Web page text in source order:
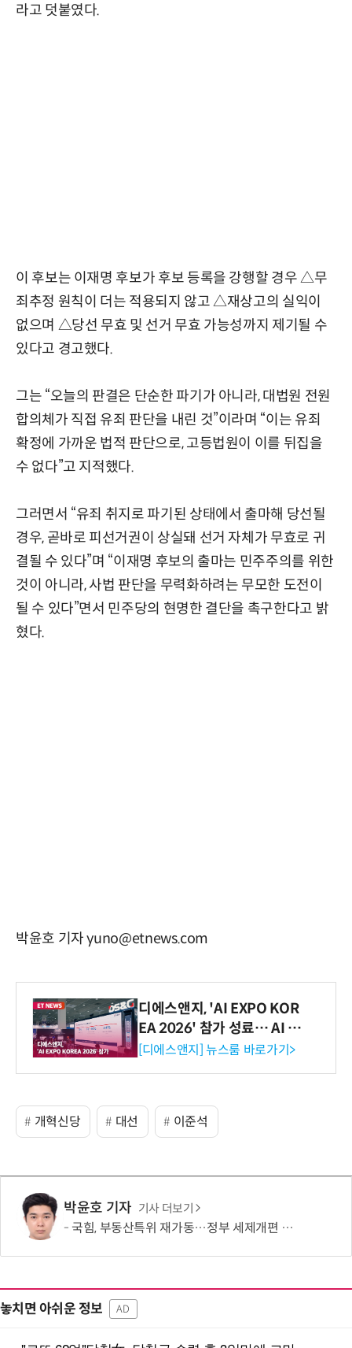
라고 덧붙였다.
이 후보는 이재명 후보가 후보 등록을 강행할 경우 △무
죄추정 원칙이 더는 적용되지 않고 △재상고의 실익이
없으며 △당선 무효 및 선거 무효 가능성까지 제기될 수
있다고 경고했다.
그는 “오늘의 판결은 단순한 파기가 아니라, 대법원 전원
합의체가 직접 유죄 판단을 내린 것”이라며 “이는 유죄
확정에 가까운 법적 판단으로, 고등법원이 이를 뒤집을
수 없다”고 지적했다.
그러면서 “유죄 취지로 파기된 상태에서 출마해 당선될
경우, 곧바로 피선거권이 상실돼 선거 자체가 무효로 귀
결될 수 있다”며 “이재명 후보의 출마는 민주주의를 위한
것이 아니라, 사법 판단을 무력화하려는 무모한 도전이
될 수 있다”면서 민주당의 현명한 결단을 촉구한다고 밝
혔다.
박윤호 기자 yuno@etnews.com
디에스앤지, 'AI EXPO KOR
EA 2026' 참가 성료… AI 전
생애주기 아우르는 통합 솔루
[디에스앤지] 뉴스룸 바로가기>
개혁신당 대선 이준석
박윤호 기자 기사 더보기
국힘, 부동산특위 재가동…정부 세제개편 대응 본격화
놓치면 아쉬운 정보 AD